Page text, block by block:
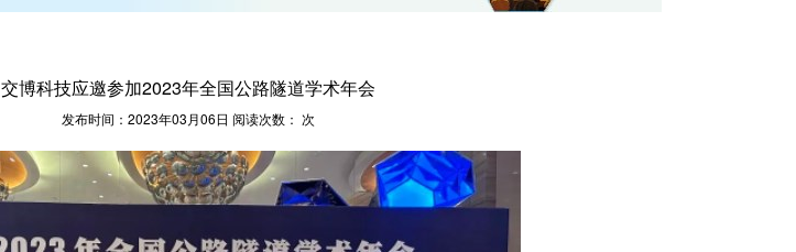
交博科技应邀参加2023年全国公路隧道学术年会
发布时间：2023年03月06日 阅读次数： 次